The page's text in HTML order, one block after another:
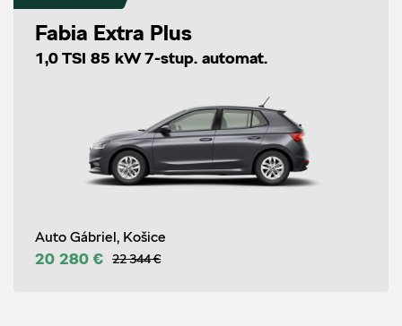
Fabia Extra Plus
1,0 TSI 85 kW 7-stup. automat.
Auto Gábriel, Košice
20 280 € 22 344 €